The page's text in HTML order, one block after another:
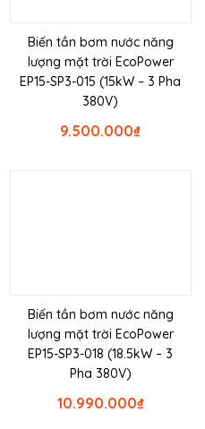
Biến tần bơm nước năng
lượng mặt trời EcoPower
EP15-SP3-015 (15kW – 3 Pha
380V)
₫
9.500.000
Biến tần bơm nước năng
lượng mặt trời EcoPower
EP15-SP3-018 (18.5kW – 3
Pha 380V)
₫
10.990.000